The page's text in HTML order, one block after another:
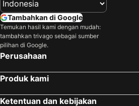
Tambahkan di Google
Temukan hasil kami dengan mudah:
tambahkan trivago sebagai sumber
pilihan di Google.
Perusahaan
Produk kami
Ketentuan dan kebijakan